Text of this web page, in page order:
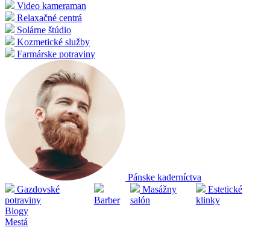
Video kameraman
Relaxačné centrá
Solárne štúdio
Kozmetické služby
Farmárske potraviny
Pánske kaderníctva
Gazdovské
potraviny
Barber
Masážny
salón
Estetické
klinky
Blogy
Mestá